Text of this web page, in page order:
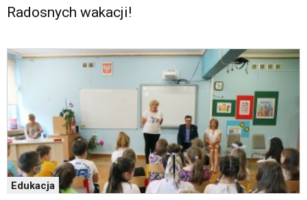
oraz
mapy
Maps
osadzane
formie
ramek.
Elementy
te
obsługiwane
są
za
pomocą
Radosnych wakacji!
Edukacja